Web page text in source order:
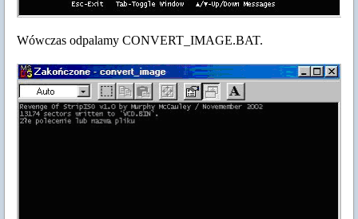
Wówczas odpalamy CONVERT_IMAGE.BAT.